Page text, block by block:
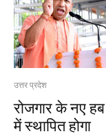
उत्तर प्रदेश
रोजगार के नए
में स्थापित होगा